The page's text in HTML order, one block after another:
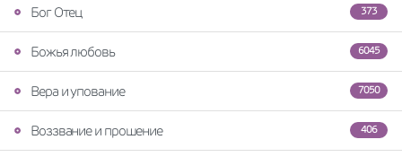
373
Бог Отец
6045
Божья любовь
7050
Вера и упование
406
Воззвание и прошение